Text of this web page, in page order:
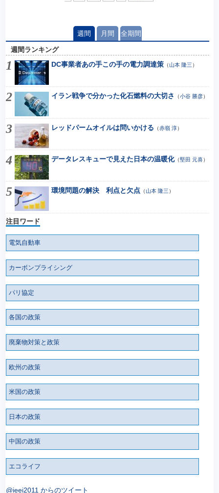
週間 月間 全期間
週間ランキング
DC事業者あの手この手の電力調達策（山本 隆三 ）
イラン戦争で分かった化石燃料の大切さ （小谷 勝彦）
レッドパームオイルは問いかける （赤嶺 淳）
データレスキューで見えた日本の温暖化（堅田 元喜）
環境問題の解決 利点と欠点 （山本 隆三 ）
注目ワード
電気自動車
カーボンプライシング
パリ協定
各国の政策
廃棄物対策と政策
欧州の政策
米国の政策
日本の政策
中国の政策
エコライフ
@ieei2011 からのツイート